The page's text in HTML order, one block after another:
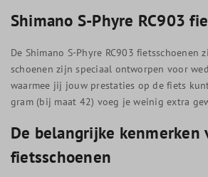
Shimano S-Phyre RC903
De Shimano S-Phyre RC903
schoenen zijn speciaal ontworpen voor
waarmee jij jouw prestaties op de fiets
gram (bij maat 42) voeg je weinig extra
De belangrijke kenmerken
fietsschoenen